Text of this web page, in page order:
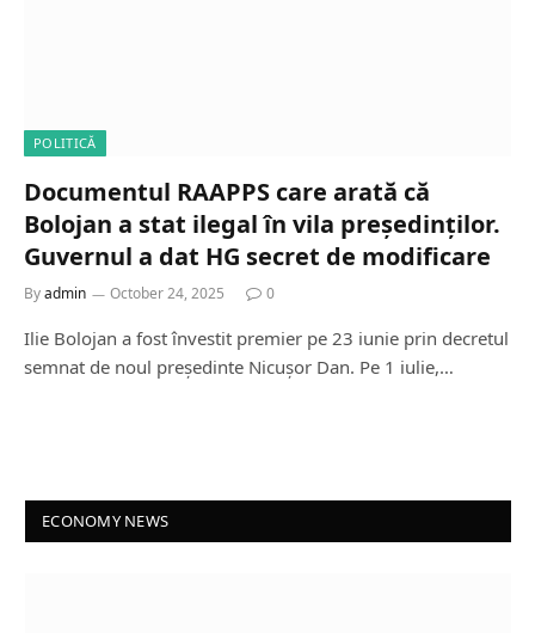
POLITICĂ
Documentul RAAPPS care arată că
Bolojan a stat ilegal în vila președinților.
Guvernul a dat HG secret de modificare
Byadmin October 24, 2025 0
Ilie Bolojan a fost învestit premier pe 23 iunie prin decretul
semnat de noul președinte Nicușor Dan. Pe 1 iulie,…
ECONOMY NEWS